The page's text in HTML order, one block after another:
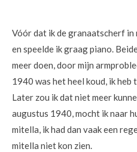
Vóór dat ik de granaatscherf in
en speelde ik graag piano.
meer doen, door mijn
1940 was het heel koud, ik
Later zou ik dat niet meer
augustus 1940, mocht ik naar
mitella, ik had dan vaak een
mitella niet kon zien.